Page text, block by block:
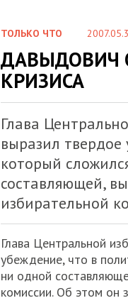
ТОЛЬКО ЧТО
ДАВЫДОВИЧ
КРИЗИСА
Глава
выразил твердое
который
составляющей,
избирательной
Глава Центральной
убеждение, что в
ни одной
комиссии. Об этом он